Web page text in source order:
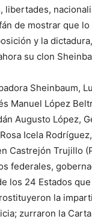
libertades,
de mostrar que
y la
su clon
Sheinbaum,
Manuel López
Augusto López,
Icela
Castrejón Trujillo
federales,
los 24 Estados
la
zurraron la